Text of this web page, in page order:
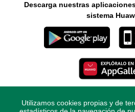
Escuchando al corazón
Economía Personal
Consulta Libre
Descarga nuestras
sistema
© 2021 Diario Libre, todos los
Utilizamos cookies propias y de